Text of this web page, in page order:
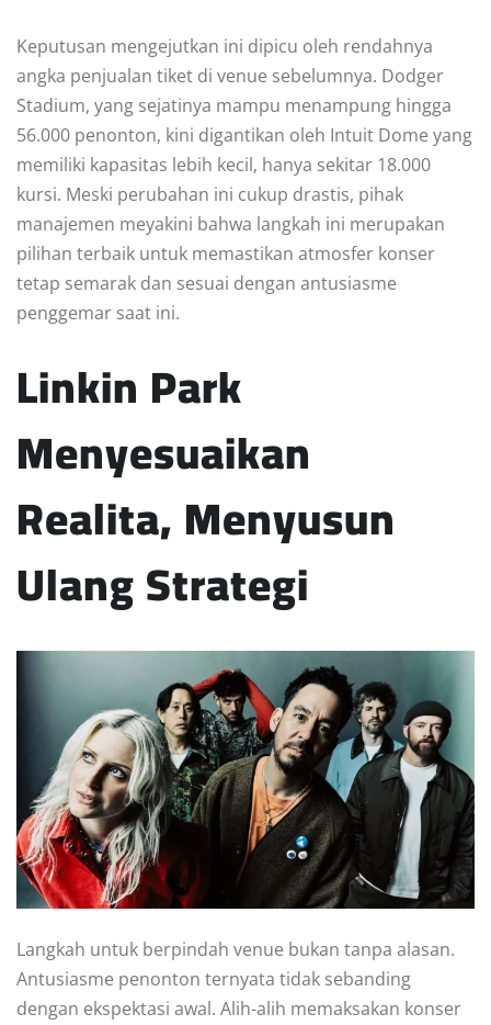
Keputusan mengejutkan ini dipicu oleh rendahnya
angka penjualan tiket di venue sebelumnya. Dodger
Stadium, yang sejatinya mampu menampung hingga
56.000 penonton, kini digantikan oleh Intuit Dome yang
memiliki kapasitas lebih kecil, hanya sekitar 18.000
kursi. Meski perubahan ini cukup drastis, pihak
manajemen meyakini bahwa langkah ini merupakan
pilihan terbaik untuk memastikan atmosfer konser
tetap semarak dan sesuai dengan antusiasme
penggemar saat ini.
Linkin Park
Menyesuaikan
Realita, Menyusun
Ulang Strategi
Langkah untuk berpindah venue bukan tanpa alasan.
Antusiasme penonton ternyata tidak sebanding
dengan ekspektasi awal. Alih-alih memaksakan konser